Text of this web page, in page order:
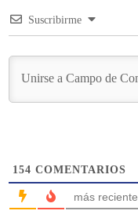
Suscribirme
154 COMENTARIOS
más reciente